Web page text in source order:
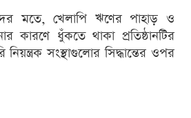
মতে, খেলাপি ঋণের পাহাড় ও
কারণে ধুঁকতে থাকা প্রতিষ্ঠানটির
সংস্থাগুলোর সিদ্ধান্তের ওপর